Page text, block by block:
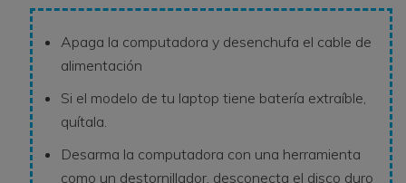
Apaga la computadora y desenchufa el cable de
alimentación
Si el modelo de tu laptop tiene batería extraíble,
quítala.
Desarma la computadora con una herramienta
como un destornillador, desconecta el disco duro